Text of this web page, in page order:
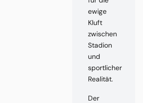
ewige
Kluft
zwischen
Stadion
und
sportlicher
Realität.
Der